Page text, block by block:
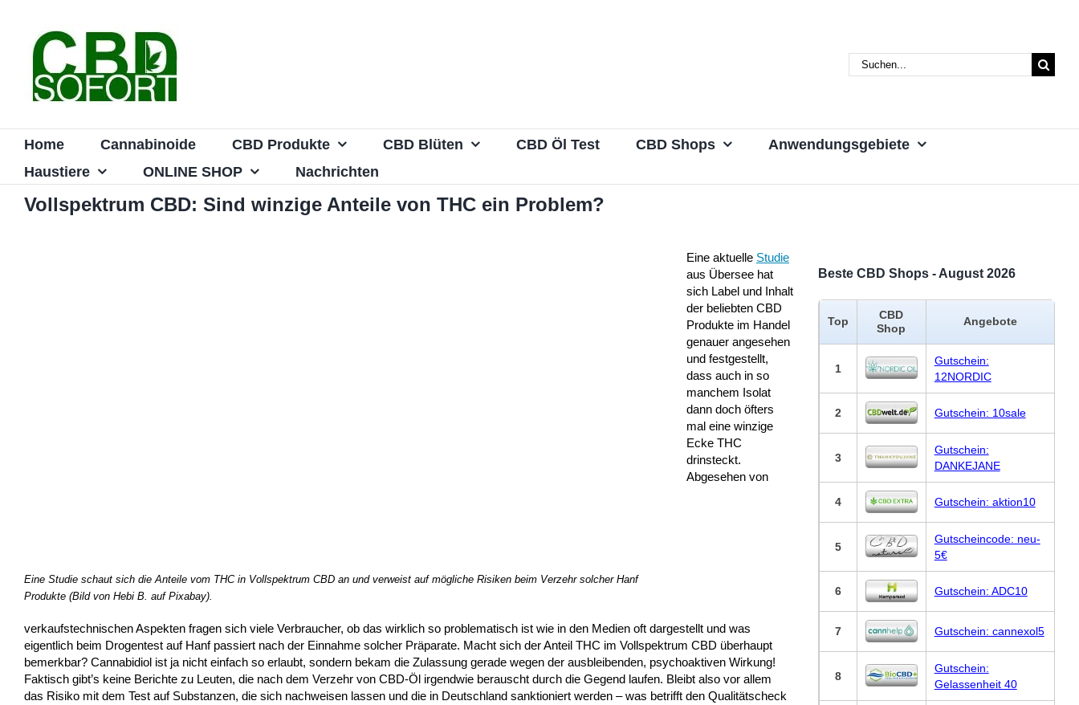
springen
Suche
nach:
Home Cannabinoide CBD Produkte CBD Blüten CBD Öl Test CBD Shops
Anwendungsgebiete
Haustiere
ONLINE SHOP Nachrichten
Vollspektrum CBD: Sind winzige Anteile von THC ein Problem?
Eine Studie schaut sich die Anteile vom THC in Vollspektrum CBD an und verweist auf mögliche Risiken beim Verzehr solcher Hanf
Produkte (Bild von Hebi B. auf Pixabay).
Eine aktuelle Studie
aus Übersee hat
sich Label und Inhalt
der beliebten CBD
Produkte im Handel
genauer angesehen
und festgestellt,
dass auch in so
manchem Isolat
dann doch öfters
mal eine winzige
Ecke THC
drinsteckt.
Abgesehen von
verkaufstechnischen Aspekten fragen sich viele Verbraucher, ob das wirklich so problematisch ist wie in den Medien oft dargestellt und was
eigentlich beim Drogentest auf Hanf passiert nach der Einnahme solcher Präparate. Macht sich der Anteil THC im Vollspektrum CBD überhaupt
bemerkbar? Cannabidiol ist ja nicht einfach so erlaubt, sondern bekam die Zulassung gerade wegen der ausbleibenden, psychoaktiven Wirkung!
Faktisch gibt’s keine Berichte zu Leuten, die nach dem Verzehr von CBD-Öl irgendwie berauscht durch die Gegend laufen. Bleibt also vor allem
das Risiko mit dem Test auf Substanzen, die sich nachweisen lassen und die in Deutschland sanktioniert werden – was betrifft den Qualitätscheck
Beste CBD Shops - August 2026
Top
CBD
Shop
Angebote
1
Gutschein:
12NORDIC
2 Gutschein: 10sale
3
Gutschein:
DANKEJANE
4 Gutschein: aktion10
5
Gutscheincode: neu-
5€
6 Gutschein: ADC10
7 Gutschein: cannexol5
8
Gutschein:
Gelassenheit 40